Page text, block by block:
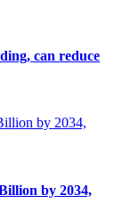
can reduce
by 2034,